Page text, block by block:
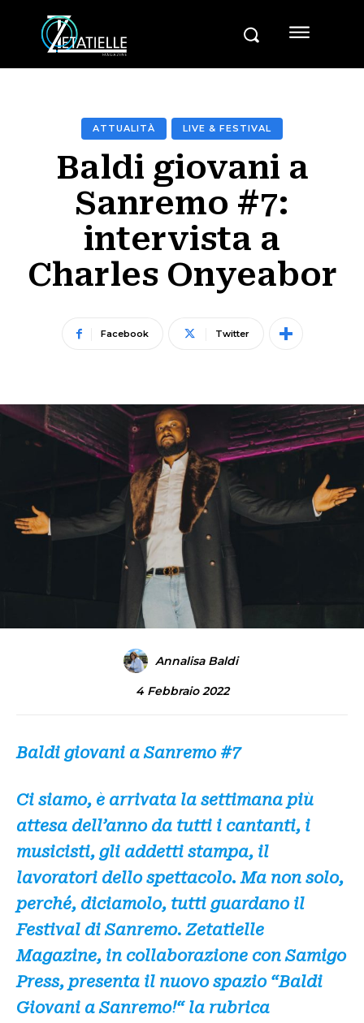
ATTUALITÀ LIVE & FESTIVAL
Baldi giovani a
Sanremo #7:
intervista a
Charles Onyeabor
Facebook Twitter
Annalisa Baldi
4 Febbraio 2022
Baldi giovani a Sanremo #7
Ci siamo, è arrivata la settimana più
attesa dell’anno da tutti i cantanti, i
musicisti, gli addetti stampa, il
lavoratori dello spettacolo. Ma non solo,
perché, diciamolo, tutti guardano il
Festival di Sanremo. Zetatielle
Magazine, in collaborazione con Samigo
Press, presenta il nuovo spazio “Baldi
Giovani a Sanremo!“ la rubrica